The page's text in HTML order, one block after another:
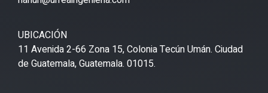
UBICACIÓN
11 Avenida 2-66 Zona 15, Colonia Tecún Umán. Ciudad
de Guatemala, Guatemala. 01015.